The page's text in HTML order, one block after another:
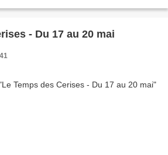
- Du 17 au 20 mai